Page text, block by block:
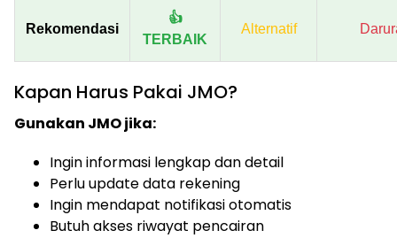
Rekomendasi
👍
TERBAIK
Alternatif
Kapan Harus Pakai JMO?
Gunakan JMO jika:
Ingin informasi lengkap dan detail
Perlu update data rekening
Ingin mendapat notifikasi otomatis
Butuh akses riwayat pencairan